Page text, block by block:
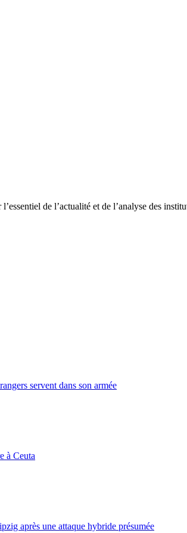
de l’actualité et de l’analyse des
servent dans son armée
à Ceuta
après une attaque hybride présumée